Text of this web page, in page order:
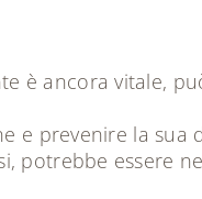
è ancora vitale,
e prevenire la
potrebbe essere